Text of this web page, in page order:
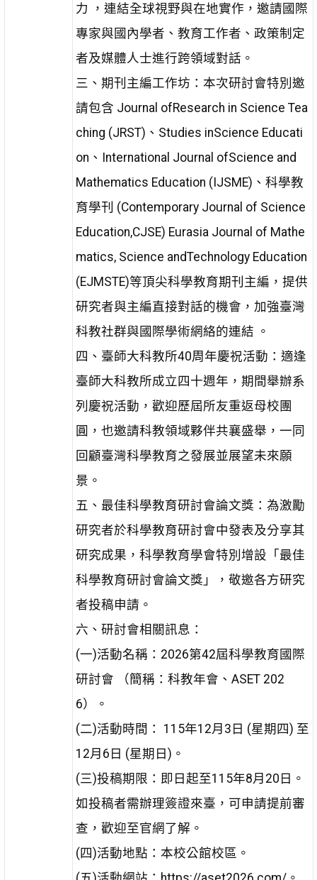
力 ，連結全球視野與在地實作，邀請國際
專家與國內學者、教育工作者、政策制定
者及媒體人士進行跨領域對話。
三、期刊主編工作坊：本次研討會特別邀
請包含 Journal ofResearch in Science Tea
ching (JRST)、Studies inScience Educati
on、International Journal ofScience and
Mathematics Education (IJSME)、科學教
育學刊 (Contemporary Journal of Science
Education,CJSE) Eurasia Journal of Mathe
matics, Science andTechnology Education
(EJMSTE)等頂尖科學教育期刊主編，提供
研究者與主編直接對話的機會，加強臺灣
科教社群與國際學術網絡的連結 。
四、臺師大科教所40周年慶祝活動：適逢
臺師大科教所成立四十週年，期間舉辦系
列慶祝活動，歡迎歷屆所友重返母校團
圓，也邀請科教領域夥伴共襄盛舉，一同
回顧臺灣科學教育之發展並展望未來願
景。
五、最佳科學教育研討會論文獎：為激勵
研究者於科學教育研討會中發表及分享其
研究成果，科學教育學會特別增設「最佳
科學教育研討會論文獎」，敬邀各方研究
者投稿申請。
六、研討會相關訊息：
(一)活動名稱：2026第42屆科學教育國際
研討會 （簡稱：科教年會、ASET 202
6）。
(二)活動時間： 115年12月3日 (星期四) 至
12月6日 (星期日)。
(三)投稿期限：即日起至115年8月20日。
如投稿者需辦理簽證來臺，可申請提前審
查，歡迎至官網了解。
(四)活動地點：本校公館校區。